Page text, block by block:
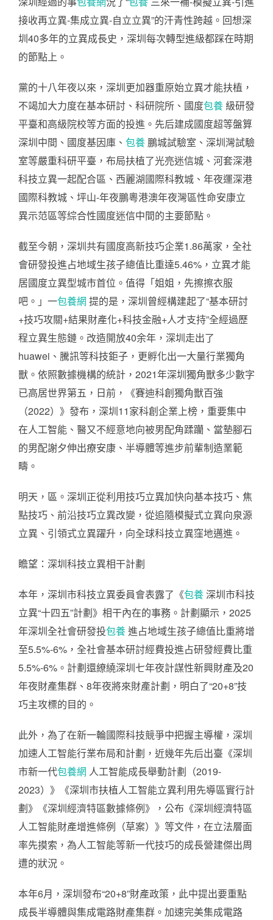
接收再立異-集成立異-自立立異”的汗青性跨越。回想深
圳40多年的立異成長史，深圳每次轉型進級都踩在時期
的節點上。
黨的十八年夜以來，深圳更加器重原始立異才能扶植，
不竭加大力度在基本研討、科研院所、國度包養 級研發
平臺和高級院校等方面的投進。先后建成國度超等盤算
深圳中間、國度基因庫、 包養 鵬城試驗室、深圳灣試驗
室等嚴重科研平臺，布局扶植了光亮迷信城、河套深港
科技立異一起配合區、西麗湖國際科教城、年夜運深港
國際科教城、坪山-年夜鵬粵港澳年夜灣區性命安康立
異示范區等綜合性國度迷信中間的主要節點。
截至今朝，深圳共有國度高新技巧企業1.86萬家，全社
會研發投進占地域生孩子總值比重達5.46%，立異才能
居國度立異型城市首位。值得「姐姐，先擦擦衣服
吧。」一包養網 提的是，深圳曾經構建起了“基本研討
+技巧攻關+結果財產化+科技金融+人才支持”全經過歷
程立異生態鏈。改造開放40余年，深圳走出了
huawei、騰訊等科技鉅子，更孵化出一大量行業獨角
獸。依照數據機構的統計，2021年深圳獨角獸多少數字
已高居世界第五，日前，《賽迪科創獨角獸百強
（2022）》發布，深圳11家科創企業上榜，重要集中
在人工智能、醫又不經意地向被男配角蹂躪、當墊腳石
的男配謝夕伸出療安康、半導體等進步前輩制造業範
疇。
明天，區。深圳正從利用技巧立異加快向基本技巧、焦
點技巧、前沿技巧立異改變，從追隨模擬式立異向泉源
立異、引領式立異躍升，向全球科技立異窪地邁進。
瞻望：深圳科技立異相干計劃
本年，深圳市科技立異委員會表露了《包養深圳市科技
立異“十四五”計劃》相干內在的事務。計劃顯示，2025
年深圳全社會研發投包養進占地域生孩子總值比重將增
至5.5%-6%，全社會基本研討經費投進占研發經費比重
5.5%-6%。計劃還繚繞深圳七年夜計謀性新興財產及20
年夜財產集群、8年夜將來財產計劃，明白了“20+8”技
巧主攻標的目的。
此外，為了在新一輪國際科技競爭中把握主導權，深圳
加速人工智能行業布局和計劃，近幾年先后出臺《深圳
市新一代包養網 人工智能成長舉動計劃（2019-
2023）》《深圳市扶植人工智能立異利用先導區實行計
劃》《深圳經濟特區數據條例》，公布《深圳經濟特區
人工智能財產增進條例（草案）》等文件，在立法層面
率先摸索，為人工智能等新一代技巧的成長營建傑出周
遭的狀況。
本年6月，深圳發布“20+8”財產政策，此中提出要重點
成長半導體與集成電路財產集群。加速完美集成電路